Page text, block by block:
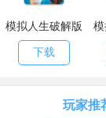
模拟人生破解版
下载
玩家推